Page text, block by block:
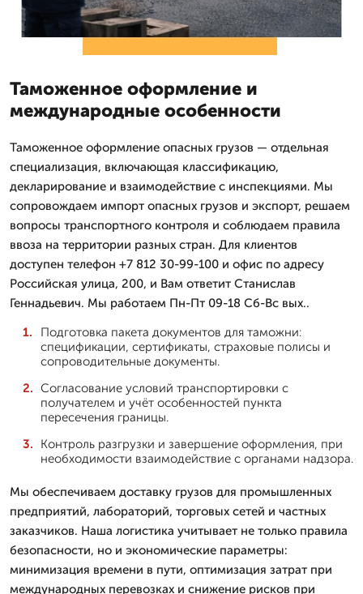
Таможенное оформление и
международные особенности
Таможенное оформление опасных грузов — отдельная
специализация, включающая классификацию,
декларирование и взаимодействие с инспекциями. Мы
сопровождаем импорт опасных грузов и экспорт, решаем
вопросы транспортного контроля и соблюдаем правила
ввоза на территории разных стран. Для клиентов
доступен телефон +7 812 30-99-100 и офис по адресу
Российская улица, 200, и Вам ответит Станислав
Геннадьевич. Мы работаем Пн-Пт 09-18 Сб-Вс вых..
Подготовка пакета документов для таможни:
спецификации, сертификаты, страховые полисы и
сопроводительные документы.
Согласование условий транспортировки с
получателем и учёт особенностей пункта
пересечения границы.
Контроль разгрузки и завершение оформления, при
необходимости взаимодействие с органами надзора.
Мы обеспечиваем доставку грузов для промышленных
предприятий, лабораторий, торговых сетей и частных
заказчиков. Наша логистика учитывает не только правила
безопасности, но и экономические параметры:
минимизация времени в пути, оптимизация затрат при
международных перевозках и снижение рисков при